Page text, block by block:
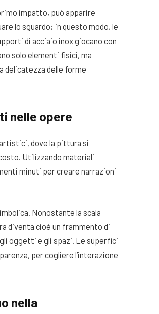
impatto, può apparire
lo sguardo; in questo modo, le
di acciaio inox giocano con
solo elementi fisici, ma
delicatezza delle forme
nelle opere
dove la pittura si
Utilizzando materiali
minuti per creare narrazioni
Nonostante la scala
diventa cioè un frammento di
oggetti e gli spazi. Le superfici
per cogliere l’interazione
nella